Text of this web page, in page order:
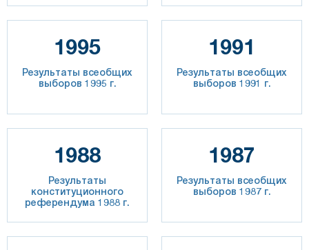
1995
Результаты всеобщих
выборов 1995 г.
1991
Результаты всеобщих
выборов 1991 г.
1988
Результаты
конституционного
референдума 1988 г.
1987
Результаты всеобщих
выборов 1987 г.